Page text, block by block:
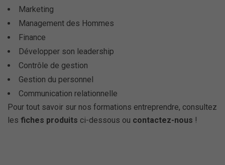
Marketing
Management des Hommes
Finance
Développer son leadership
Contrôle de gestion
Gestion du personnel
Communication relationnelle
Pour tout savoir sur nos formations entreprendre, consultez
les fiches produits ci-dessous ou contactez-nous !